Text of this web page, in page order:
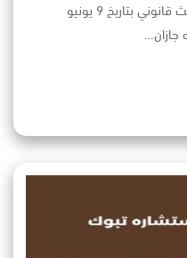
رقم محامي للاستشاره جازان تحديث قانوني بتاريخ 9 يونيو